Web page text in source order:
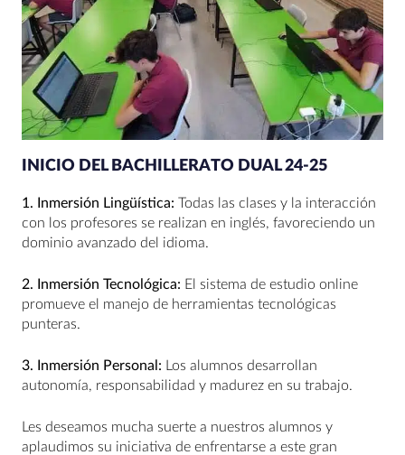
INICIO DEL BACHILLERATO DUAL 24-25
1. Inmersión Lingüística: Todas las clases y la interacción
con los profesores se realizan en inglés, favoreciendo un
dominio avanzado del idioma.
2. Inmersión Tecnológica: El sistema de estudio online
promueve el manejo de herramientas tecnológicas
punteras.
3. Inmersión Personal: Los alumnos desarrollan
autonomía, responsabilidad y madurez en su trabajo.
Les deseamos mucha suerte a nuestros alumnos y
aplaudimos su iniciativa de enfrentarse a este gran